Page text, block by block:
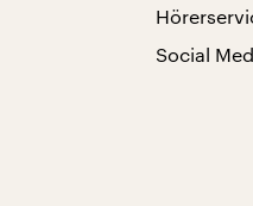
Social